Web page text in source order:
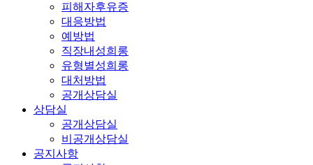
피해자후유증
대응방법
예방법
직장내성희롱
유형별성희롱
대처방법
공개상담실
상담실
공개상담실
비공개상담실
공지사항